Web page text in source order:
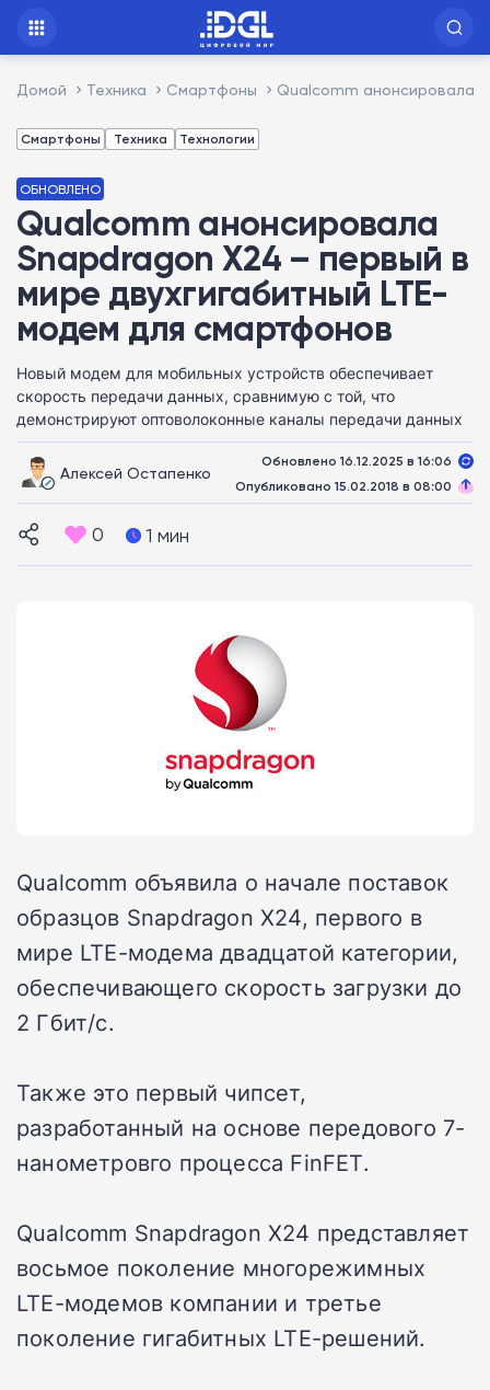
Домой Техника Смартфоны Qualcomm анонсировала
Смартфоны Техника Технологии
ОБНОВЛЕНО
Qualcomm анонсировала
Snapdragon X24 – первый в
мире двухгигабитный LTE-
модем для смартфонов
Новый модем для мобильных устройств обеспечивает
скорость передачи данных, сравнимую с той, что
демонстрируют оптоволоконные каналы передачи данных
Алексей Остапенко
Обновлено 16.12.2025 в 16:06
Опубликовано 15.02.2018 в 08:00
0 1 мин
Qualcomm объявила о начале поставок
образцов Snapdragon X24, первого в
мире LTE-модема двадцатой категории,
обеспечивающего скорость загрузки до
2 Гбит/с.
Также это первый чипсет,
разработанный на основе передового 7-
нанометровго процесса FinFET.
Qualcomm Snapdragon X24 представляет
восьмое поколение многорежимных
LTE-модемов компании и третье
поколение гигабитных LTE-решений.